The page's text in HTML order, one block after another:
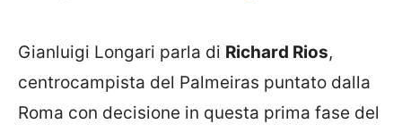
Gianluigi Longari parla di Richard Rios,
centrocampista del Palmeiras puntato dalla
Roma con decisione in questa prima fase del